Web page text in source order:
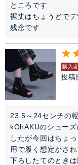
ところです
裾丈はちょうどで
残念です
購入者
投稿
23.5～24センチの
kOhAKUのシュー
したが今回はちょ
用で履く想定がさ
下ろしたてのとき